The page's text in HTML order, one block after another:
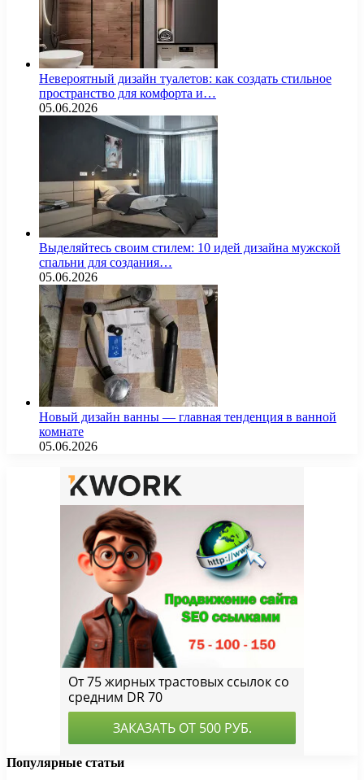
Невероятный дизайн туалетов: как создать стильное
пространство для комфорта и…
05.06.2026
Выделяйтесь своим стилем: 10 идей дизайна мужской
спальни для создания…
05.06.2026
Новый дизайн ванны — главная тенденция в ванной
комнате
05.06.2026
Популярные статьи